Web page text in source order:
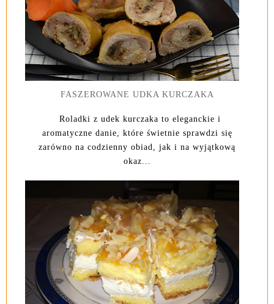
FASZEROWANE UDKA KURCZAKA
Roladki z udek kurczaka to eleganckie i
aromatyczne danie, które świetnie sprawdzi się
zarówno na codzienny obiad, jak i na wyjątkową
okaz...